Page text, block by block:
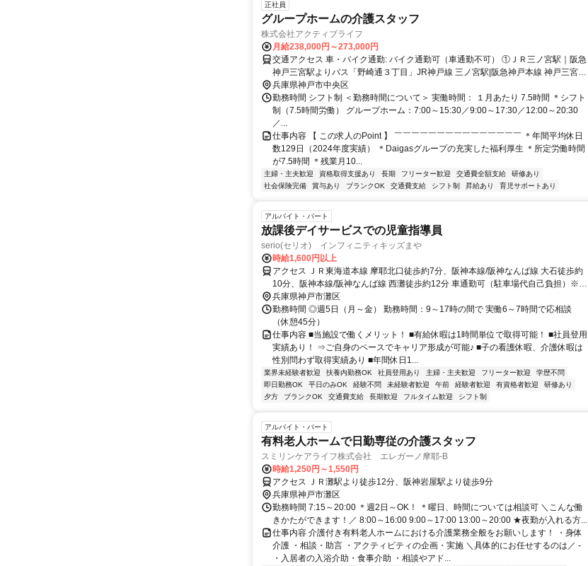
正社員
グループホームの介護スタッフ
株式会社アクティブライフ
月給238,000円～273,000円
交通アクセス 車・バイク通勤: バイク通勤可（車通勤不可） ①ＪＲ三ノ宮駅｜阪急
神戸三宮駅よりバス「野崎通３丁目」JR神戸線 三ノ宮駅|阪急神戸本線 神戸三宮駅
よりバス「野崎通3丁目」下車徒歩4分 ②阪急神戸線六甲駅よりバス「籠池通3丁
目」下車徒歩2分
兵庫県神戸市中央区
勤務時間 シフト制 ＜勤務時間について＞ 実働時間： １月あたり 7.5時間 ＊シフト
制（7.5時間労働） グループホーム：7:00～15:30／9:00～17:30／12:00～20:30
／...
仕事内容 【 この求人のPoint 】 ￣￣￣￣￣￣￣￣￣￣￣￣￣￣￣ ＊年間平均休日
数129日（2024年度実績） ＊Daigasグループの充実した福利厚生 ＊所定労働時間
が7.5時間 ＊残業月10...
主婦・主夫歓迎 資格取得支援あり 長期 フリーター歓迎 交通費全額支給
研修あり
社会保険完備
賞与あり ブランクOK 交通費支給 シフト制 昇給あり 育児サポートあり
アルバイト・パート
放課後デイサービスでの児童指導員
serio(セリオ) インフィニティキッズまや
時給1,600円以上
アクセス ＪＲ東海道本線 摩耶北口徒歩約7分、阪神本線/阪神なんば線 大石徒歩約
10分、阪神本線/阪神なんば線 西灘徒歩約12分 車通勤可（駐車場代自己負担）※規
定あり
兵庫県神戸市灘区
勤務時間 ◎週5日（月～金） 勤務時間：9～17時の間で 実働6～7時間で応相談
（休憩45分）
仕事内容 ■当施設で働くメリット！ ■有給休暇は1時間単位で取得可能！ ■社員登用
実績あり！ ⇒ご自身のペースでキャリア形成が可能♪ ■子の看護休暇、介護休暇は
性別問わず取得実績あり ■年間休日1...
業界未経験者歓迎 扶養内勤務OK 社員登用あり 主婦・主夫歓迎 フリーター歓迎
学歴不問
即日勤務OK
平日のみOK 経験不問 未経験者歓迎 午前 経験者歓迎 有資格者歓迎
研修あり
夕方
ブランクOK 交通費支給 長期歓迎 フルタイム歓迎 シフト制
アルバイト・パート
有料老人ホームで日勤専従の介護スタッフ
スミリンケアライフ株式会社 エレガーノ摩耶-B
時給1,250円～1,550円
アクセス ＪＲ灘駅より徒歩12分、阪神岩屋駅より徒歩9分
兵庫県神戸市灘区
勤務時間 7:15～20:00 ＊週2日～OK！ ＊曜日、時間については相談可 ＼こんな働
きかたができます！／ 8:00～16:00 9:00～17:00 13:00～20:00 ★夜勤が入れる方...
仕事内容 介護付き有料老人ホームにおける介護業務全般をお願いします！ ・身体
介護 ・相談・助言 ・アクティビティの企画・実施 ＼具体的にお任せするのは／ -
・入居者の入浴介助・食事介助 ・相談やアド...